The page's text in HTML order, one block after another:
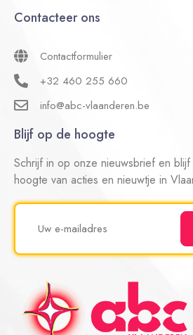
Contacteer ons
Contactformulier
+32 460 255 660
info@abc-vlaanderen.be
Blijf op de hoogte
Schrijf in op onze nieuwsbrief en
hoogte van acties en nieuwtje in